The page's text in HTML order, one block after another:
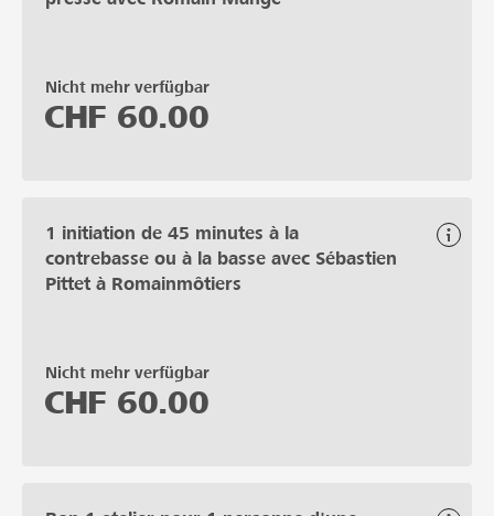
Nicht mehr verfügbar
CHF 60.00
1 initiation de 45 minutes à la
contrebasse ou à la basse avec Sébastien
Pittet à Romainmôtiers
Nicht mehr verfügbar
CHF 60.00